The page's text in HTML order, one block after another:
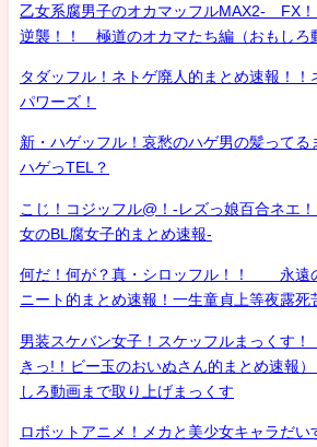
乙女系腐男子のオカマッフルMAX2- FX
逆襲！！ 極道のオカマたち編（おもしろ
タダッフル！ネトゲ廃人的まとめ速報！
パワーズ！
新・ハゲッフル！哀愁のハゲ男の髪ってる
ハゲっTEL？
こじ！コジッフル@！-レズっ娘百合ネエ
女のBL腐女子的まとめ速報-
何だ！何が？真・シロッフル！！ 永遠
ニート的まとめ速報！一生童貞上等夜露死
男装スケバン女子！スケッフルまっくす！
きっ!！ビー玉のおいぬさん的まとめ速報
しろ動画まで取り上げまっくす
ロボットアニメ！メカと美少女キャラだい